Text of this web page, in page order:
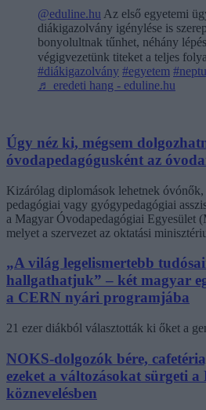
@eduline.hu Az első egyetemi
diákigazolvány igénylése is
bonyolultnak tűnhet, néhány
végigvezetünk titeket a teljes
#diákigazolvány #egyetem
♬ eredeti hang - eduline.hu
Úgy néz ki, mégsem
óvodapedagógusként az
Kizárólag diplomások lehetnek
pedagógiai vagy gyógypedagógiai
a Magyar Óvodapedagógiai Egyesület
melyet a szervezet az oktatási
„A világ legelismertebb
hallgathatjuk” – két magyar
a CERN nyári programjába
21 ezer diákból választották ki őket a
NOKS-dolgozók bére,
ezeket a változásokat sürgeti a
köznevelésben